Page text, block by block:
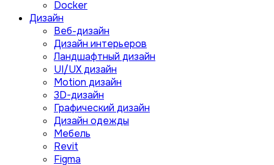
Docker
Дизайн
Веб-дизайн
Дизайн интерьеров
Ландшафтный дизайн
UI/UX дизайн
Motion дизайн
3D-дизайн
Графический дизайн
Дизайн одежды
Мебель
Revit
Figma